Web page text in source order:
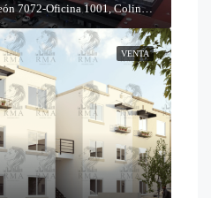
Av Fray Luis de León 7072-Oficina 1001, Colinas del Cimatario, 76090 Santiago de Querétaro, Qro.
VENTA